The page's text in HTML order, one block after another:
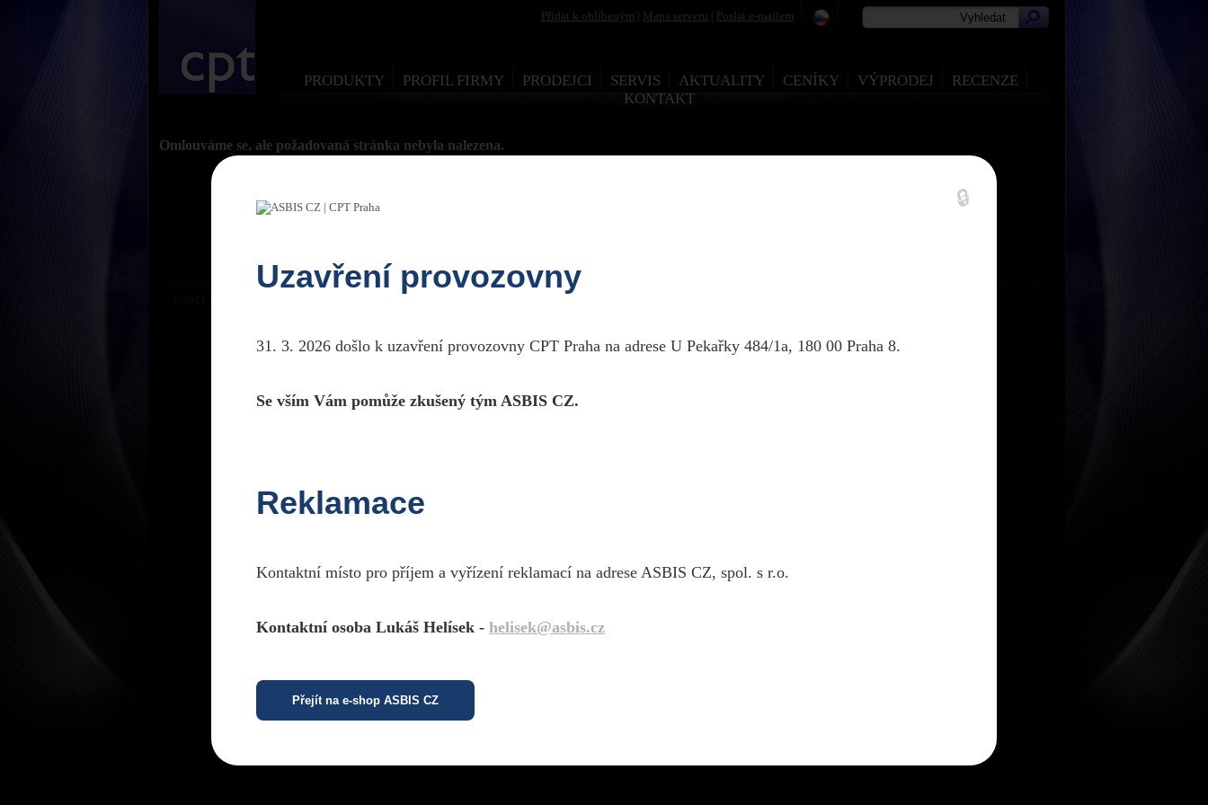
PRODUKTY PROFIL FIRMY PRODEJCI SERVIS AKTUALITY CENÍKY VÝPRODEJ
RECENZE
KONTAKT
Přidat k oblíbeným Mapa serveru Poslat e-mailem
🔒
Uzavření provozovny
31. 3. 2026 došlo k uzavření provozovny CPT Praha na adrese U Pekařky 484/1a, 180 00 Praha 8.
Se vším Vám pomůže zkušený tým ASBIS CZ.
Reklamace
Kontaktní místo pro příjem a vyřízení reklamací na adrese ASBIS CZ, spol. s r.o.
Kontaktní osoba Lukáš Helísek -helisek@asbis.cz
Přejít na e-shop ASBIS CZ
Omlouváme se, ale požadovaná stránka nebyla nalezena.